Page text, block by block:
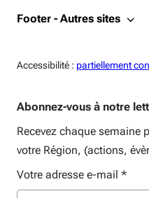
Footer - Autres sites
Accessibilité : Accessiblité:
partiellement
Abonnez-vous à notre
Recevez chaque semaine
votre Région, (actions,
Votre adresse e-mail *